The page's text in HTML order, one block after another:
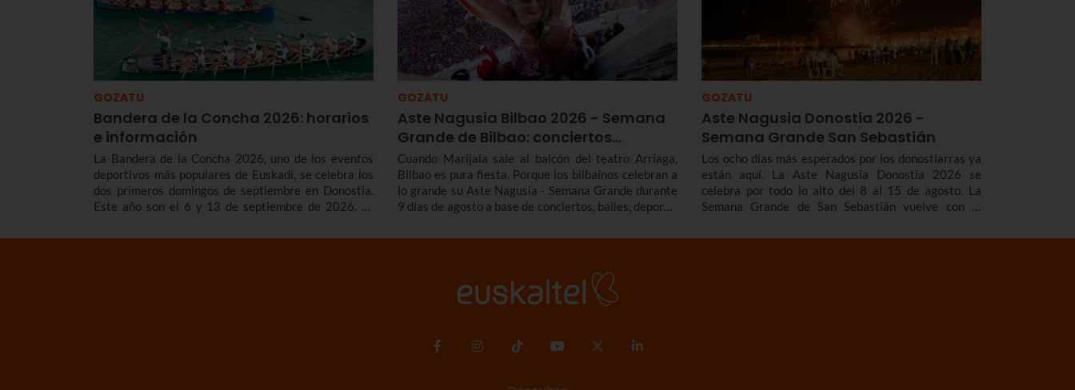
GOZATU
Bandera de la Concha 2026: horarios
e información
La Bandera de la Concha 2026, uno de los eventos
deportivos más populares de Euskadi, se celebra los
dos primeros domingos de septiembre en Donostia.
Este año son el 6 y 13 de septiembre de 2026. Te
la Concha 2026, cómo son las regatas, cuándo
GOZATU
Aste Nagusia Bilbao 2026 - Semana
Grande de Bilbao: conciertos…
Cuando Marijaia sale al balcón del teatro Arriaga,
Bilbao es pura fiesta. Porque los bilbaínos celebran a
lo grande su Aste Nagusia - Semana Grande durante
9 días de agosto a base de conciertos, bailes, deporte,
conciertos y actividades destacadas del programa de
GOZATU
Aste Nagusia Donostia 2026 -
Semana Grande San Sebastián
Los ocho días más esperados por los donostiarras ya
están aquí. La Aste Nagusia Donostia 2026 se
celebra por todo lo alto del 8 al 15 de agosto. La
Semana Grande de San Sebastián vuelve con el
fiestas, los fuegos artificiales que tanto nos gustan,